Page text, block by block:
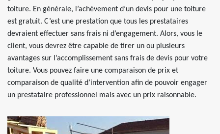
toiture. En générale, l’achèvement d’un devis pour une toiture
est gratuit. C’est une prestation que tous les prestataires
devraient effectuer sans frais ni d’engagement. Alors, vous le
client, vous devrez être capable de tirer un ou plusieurs
avantages sur l’accomplissement sans frais de devis pour votre
toiture. Vous pouvez faire une comparaison de prix et
comparaison de qualité d’intervention afin de pouvoir engager
un prestataire professionnel mais avec un prix raisonnable.